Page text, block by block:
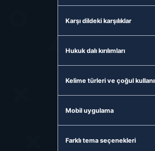
Karşı dildeki karşılıklar
Hukuk dalı kırılımları
Kelime türleri ve çoğul
Mobil uygulama
Farklı tema seçenekleri